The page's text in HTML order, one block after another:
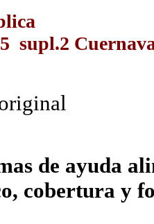
supl.2
de ayuda
cobertura y